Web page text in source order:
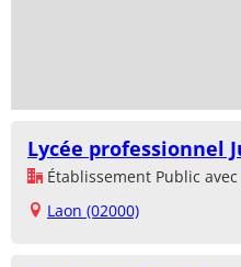
Lycée professionnel
Établissement Public
Laon (02000)